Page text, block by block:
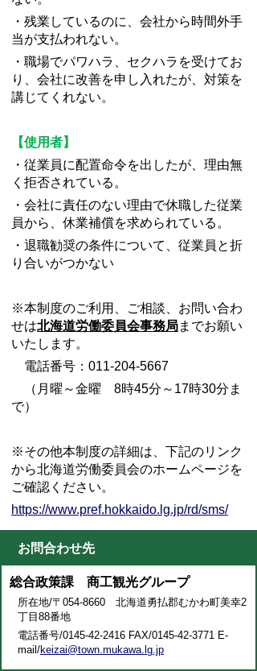
・残業しているのに、会社から時間外手
当が支払われない。
・職場でパワハラ、セクハラを受けてお
り、会社に改善を申し入れたが、対策を
講じてくれない。
【使用者】
・従業員に配置命令を出したが、理由無
く拒否されている。
・会社に責任のない理由で休職した従業
員から、休業補償を求められている。
・退職勧奨の条件について、従業員と折
り合いがつかない
※本制度のご利用、ご相談、お問い合わ
せは北海道労働委員会事務局までお願い
いたします。
電話番号：011-204-5667
（月曜～金曜 8時45分～17時30分ま
で）
※その他本制度の詳細は、下記のリンク
から北海道労働委員会のホームページを
ご確認ください。
https://www.pref.hokkaido.lg.jp/rd/sms/
お問合わせ先
総合政策課 商工観光グループ
所在地/〒054-8660 北海道勇払郡むかわ町美幸2
丁目88番地
電話番号/0145-42-2416 FAX/0145-42-3771 E-
mail/keizai@town.mukawa.lg.jp